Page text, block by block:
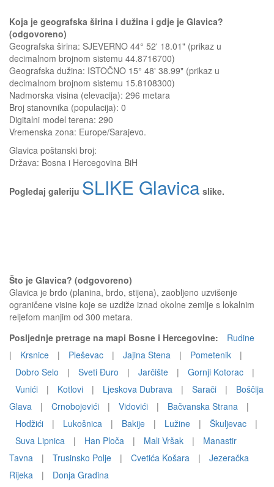
Koja je geografska širina i dužina i gdje je Glavica?
(odgovoreno)
Geografska širina: SJEVERNO 44° 52' 18.01" (prikaz u
decimalnom brojnom sistemu 44.8716700)
Geografska dužina: ISTOČNO 15° 48' 38.99" (prikaz u
decimalnom brojnom sistemu 15.8108300)
Nadmorska visina (elevacija): 296 metara
Broj stanovnika (populacija): 0
Digitalni model terena: 290
Vremenska zona: Europe/Sarajevo.
Glavica poštanski broj:
Država: Bosna i Hercegovina BiH
Pogledaj galeriju SLIKE Glavica slike.
Što je Glavica? (odgovoreno)
Glavica je brdo (planina, brdo, stijena), zaobljeno uzvišenje
ograničene visine koje se uzdiže iznad okolne zemlje s lokalnim
reljefom manjim od 300 metara.
Posljednje pretrage na mapi Bosne i Hercegovine:
Rudine
|
Krsnice | Pleševac | Jajina Stena | Pometenik
|
Dobro Selo
| Sveti Đuro | Jarčište | Gornji Kotorac
|
Vunići
| Kotlovi | Ljeskova Dubrava | Sarači |
Boščija
Glava
| Crnobojevići | Vidovići | Bačvanska Strana
|
Hodžići
| Lukošnica | Bakije | Lužine | Škuljevac
|
Suva Lipnica
| Han Ploča | Mali Vršak |
Manastir
Tavna
| Trusinsko Polje | Cvetića Košara |
Jezeračka
Rijeka
| Donja Gradina